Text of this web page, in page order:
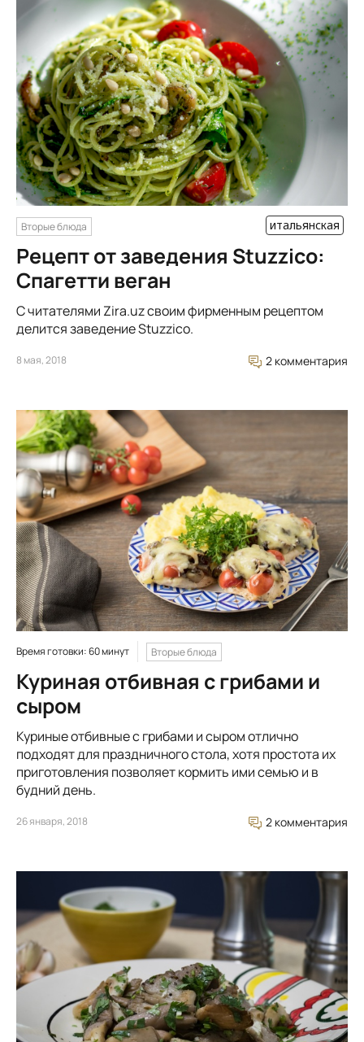
Вторые блюда итальянская
Рецепт от заведения Stuzzico:
Спагетти веган
С читателями Zira.uz cвоим фирменным рецептом
делится заведение Stuzzico.
8 мая, 2018 2 комментария
Время готовки: 60 минут Вторые блюда
Куриная отбивная с грибами и
сыром
Куриные отбивные с грибами и сыром отлично
подходят для праздничного стола, хотя простота их
приготовления позволяет кормить ими семью и в
будний день.
26 января, 2018 2 комментария